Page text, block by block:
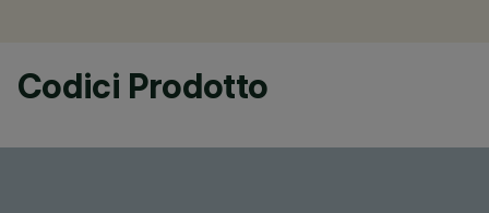
Codici Prodotto